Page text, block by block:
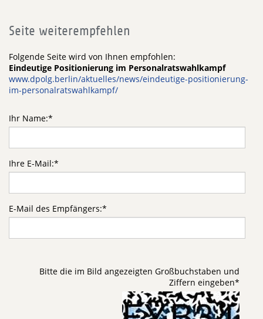
Seite weiterempfehlen
Folgende Seite wird von Ihnen empfohlen:
Eindeutige Positionierung im Personalratswahlkampf
www.dpolg.berlin/aktuelles/news/eindeutige-positionierung-
im-personalratswahlkampf/
Ihr Name:*
Ihre E-Mail:*
E-Mail des Empfängers:*
Bitte die im Bild angezeigten Großbuchstaben und
Ziffern eingeben*